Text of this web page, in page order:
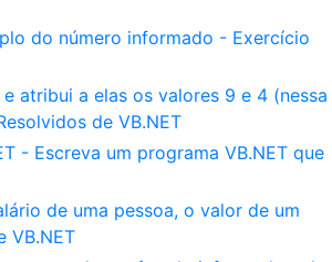
do número informado - Exercício
atribui a elas os valores 9 e 4 (nessa
de VB.NET
- Escreva um programa VB.NET que
de uma pessoa, o valor de um
VB.NET